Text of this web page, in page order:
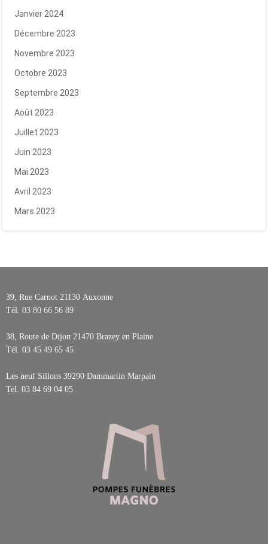
Janvier 2024
Décembre 2023
Novembre 2023
Octobre 2023
Septembre 2023
Août 2023
Juillet 2023
Juin 2023
Mai 2023
Avril 2023
Mars 2023
39, Rue Carnot 21130 Auxonne
Tél. 03 80 66 56 89
38, Route de Dijon 21470 Brazey en Plaine
Tél. 03 45 49 65 45
Les neuf Sillons 39290 Dammartin Marpain
Tel. 03 84 69 04 05